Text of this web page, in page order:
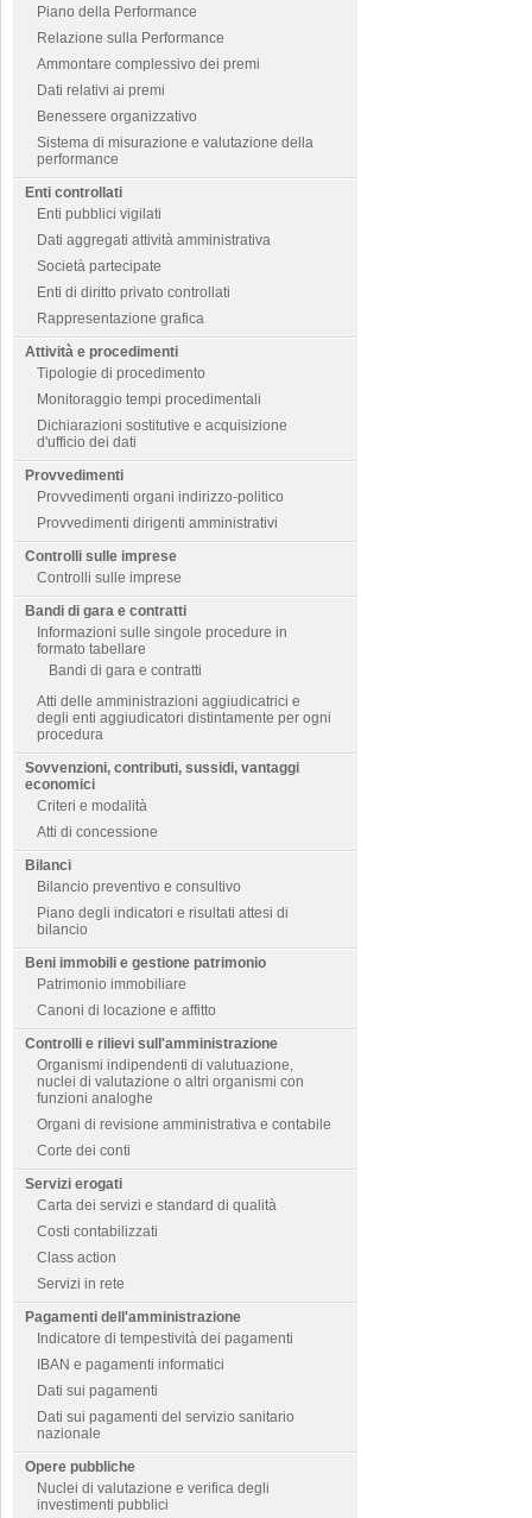
Piano della Performance
Relazione sulla Performance
Ammontare complessivo dei premi
Dati relativi ai premi
Benessere organizzativo
Sistema di misurazione e valutazione della
performance
Enti controllati
Enti pubblici vigilati
Dati aggregati attività amministrativa
Società partecipate
Enti di diritto privato controllati
Rappresentazione grafica
Attività e procedimenti
Tipologie di procedimento
Monitoraggio tempi procedimentali
Dichiarazioni sostitutive e acquisizione
d'ufficio dei dati
Provvedimenti
Provvedimenti organi indirizzo-politico
Provvedimenti dirigenti amministrativi
Controlli sulle imprese
Controlli sulle imprese
Bandi di gara e contratti
Informazioni sulle singole procedure in
formato tabellare
Bandi di gara e contratti
Atti delle amministrazioni aggiudicatrici e
degli enti aggiudicatori distintamente per ogni
procedura
Sovvenzioni, contributi, sussidi, vantaggi
economici
Criteri e modalità
Atti di concessione
Bilanci
Bilancio preventivo e consultivo
Piano degli indicatori e risultati attesi di
bilancio
Beni immobili e gestione patrimonio
Patrimonio immobiliare
Canoni di locazione e affitto
Controlli e rilievi sull'amministrazione
Organismi indipendenti di valutuazione,
nuclei di valutazione o altri organismi con
funzioni analoghe
Organi di revisione amministrativa e contabile
Corte dei conti
Servizi erogati
Carta dei servizi e standard di qualità
Costi contabilizzati
Class action
Servizi in rete
Pagamenti dell'amministrazione
Indicatore di tempestività dei pagamenti
IBAN e pagamenti informatici
Dati sui pagamenti
Dati sui pagamenti del servizio sanitario
nazionale
Opere pubbliche
Nuclei di valutazione e verifica degli
investimenti pubblici